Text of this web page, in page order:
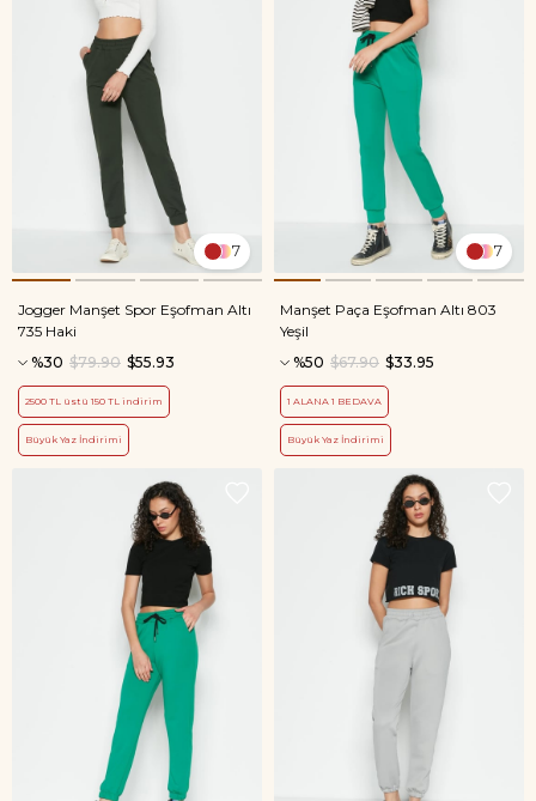
7
Jogger Manşet Spor Eşofman Altı
735 Haki
%30
$55.93
$79.90
2500 TL üstü 150 TL indirim
Büyük Yaz İndirimi
7
Manşet Paça Eşofman Altı 803
Yeşil
%50
$33.95
$67.90
1 ALANA 1 BEDAVA
Büyük Yaz İndirimi